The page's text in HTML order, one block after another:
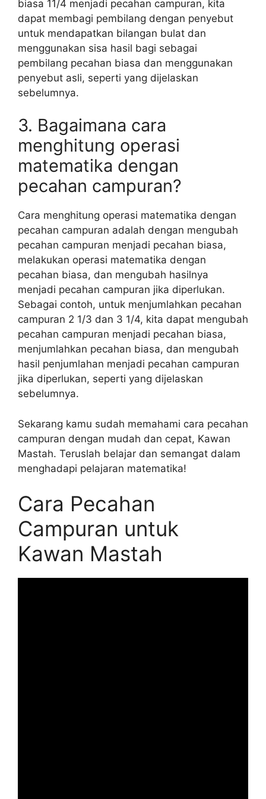
biasa 11/4 menjadi pecahan campuran, kita
dapat membagi pembilang dengan penyebut
untuk mendapatkan bilangan bulat dan
menggunakan sisa hasil bagi sebagai
pembilang pecahan biasa dan menggunakan
penyebut asli, seperti yang dijelaskan
sebelumnya.
3. Bagaimana cara
menghitung operasi
matematika dengan
pecahan campuran?
Cara menghitung operasi matematika dengan
pecahan campuran adalah dengan mengubah
pecahan campuran menjadi pecahan biasa,
melakukan operasi matematika dengan
pecahan biasa, dan mengubah hasilnya
menjadi pecahan campuran jika diperlukan.
Sebagai contoh, untuk menjumlahkan pecahan
campuran 2 1/3 dan 3 1/4, kita dapat mengubah
pecahan campuran menjadi pecahan biasa,
menjumlahkan pecahan biasa, dan mengubah
hasil penjumlahan menjadi pecahan campuran
jika diperlukan, seperti yang dijelaskan
sebelumnya.
Sekarang kamu sudah memahami cara pecahan
campuran dengan mudah dan cepat, Kawan
Mastah. Teruslah belajar dan semangat dalam
menghadapi pelajaran matematika!
Cara Pecahan
Campuran untuk
Kawan Mastah